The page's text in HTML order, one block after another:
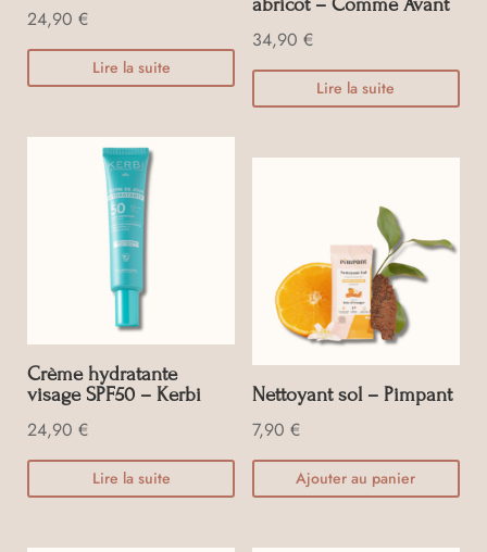
24,90 €
Lire la suite
34,90 €
Lire la suite
Crème hydratante
visage SPF50 – Kerbi
24,90 €
Lire la suite
Nettoyant sol – Pimpant
7,90 €
Ajouter au panier